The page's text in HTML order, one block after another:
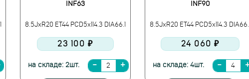
INF63
8.5JxR20 ET44 PCD5x114.3 DIA66.1
23 100 ₽
на складе: 2шт.
INF90
8.5JxR20 ET44 PCD5x114.3 DIA66.1
24 060 ₽
на складе: 4шт.